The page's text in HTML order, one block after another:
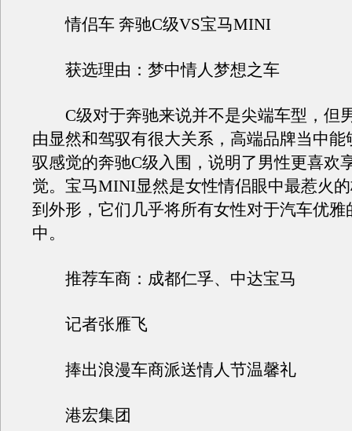
情侣车 奔驰C级VS宝马MINI
获选理由：梦中情人梦想之车
C级对于奔驰来说并不是尖端车型，但
由显然和驾驭有很大关系，高端品牌当中能
驭感觉的奔驰C级入围，说明了男性更喜欢
觉。宝马MINI显然是女性情侣眼中最惹火
到外形，它们几乎将所有女性对于汽车优雅
中。
推荐车商：成都仁孚、中达宝马
记者张雁飞
捧出浪漫车商派送情人节温馨礼
港宏集团